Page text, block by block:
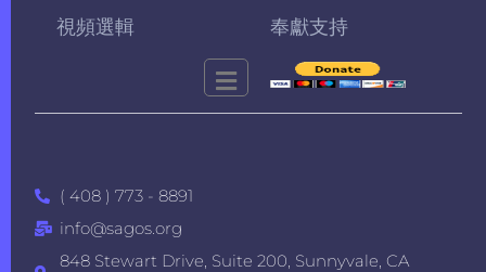
視頻選輯 奉獻支持
( 408 ) 773 - 8891
info@sagos.org
848 Stewart Drive, Suite 200, Sunnyvale, CA